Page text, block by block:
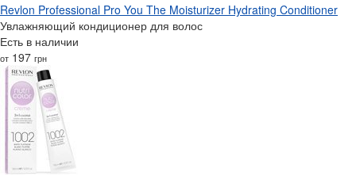
Revlon Professional Pro You The Moisturizer Hydrating Conditioner
Увлажняющий кондиционер для волос
Есть в наличии
от 197 грн